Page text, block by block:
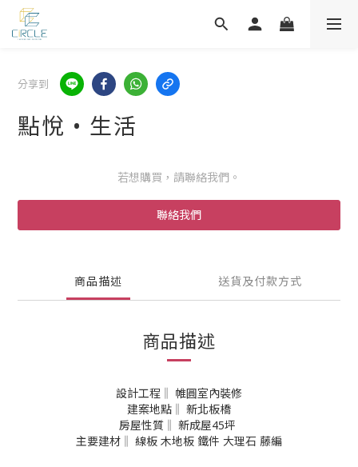
分享到
點悅 • 生活
若想購買，請聯絡我們。
聯絡我們
商品描述 送貨及付款方式
商品描述
設計工程‖ 帷圓室內裝修
建案地點‖ 新北板橋
房屋性質‖ 新成屋45坪
主要建材‖ 線板 木地板 鐵件 大理石 藤編